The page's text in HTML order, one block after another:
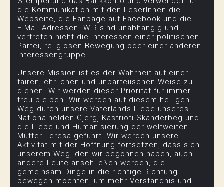
die Kommunikation mit den LeserInnen die
Webseite, die Fanpage auf Facebook und die
E-Mail-Adressen. WIR sind unabhängig und
vertreten nicht die Interessen einer politischen
Partei, religiösen Bewegung oder einer anderen
Interessengruppe.
Unsere Mission ist es der Wahrheit auf einer
fairen, ehrlichen und unparteiischen Weise zu
dienen. Wir werden dieser Priorität für immer
treu bleiben. Wir werden auf diesem heiligen
Weg durch unsere Vaterlands-Liebe unseres
Nationalhelden Gjergj Kastrioti-Skanderbeg und
die Liebe und Humanisierung der weltweiten
Mutter Teresa geführt. Wir werden unsere
Aktivität mit der Hoffnung fortsetzen, dass sich
unserem Weg, den wir begonnen haben, auch
andere Leute anschließen werden, die
gemeinsam Dinge in die richtige Richtung
bewegen möchten, um mehr Verständnis und